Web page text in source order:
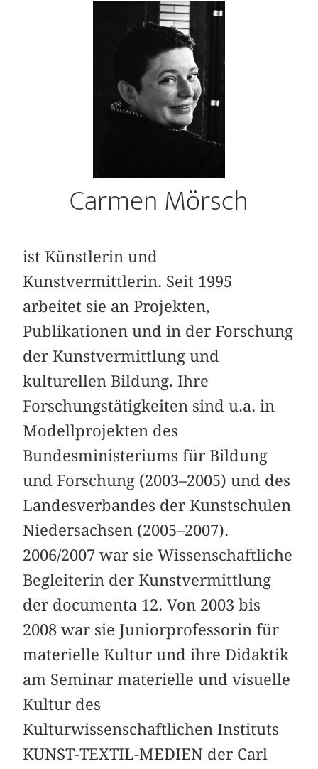
Carmen Mörsch
ist Künstlerin und
Kunstvermittlerin. Seit 1995
arbeitet sie an Projekten,
Publikationen und in der Forschung
der Kunstvermittlung und
kulturellen Bildung. Ihre
Forschungstätigkeiten sind u.a. in
Modellprojekten des
Bundesministeriums für Bildung
und Forschung (2003–2005) und des
Landesverbandes der Kunstschulen
Niedersachsen (2005–2007).
2006/2007 war sie Wissenschaftliche
Begleiterin der Kunstvermittlung
der documenta 12. Von 2003 bis
2008 war sie Juniorprofessorin für
materielle Kultur und ihre Didaktik
am Seminar materielle und visuelle
Kultur des
Kulturwissenschaftlichen Instituts
KUNST-TEXTIL-MEDIEN der Carl